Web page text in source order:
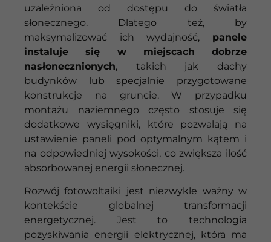
uzależniona od dostępu do światła
słonecznego. Dlatego też, by
maksymalizować ich wydajność, panele
instaluje się w miejscach dobrze
nasłonecznionych, takich jak dachy
budynków lub specjalnie przygotowane
konstrukcje na gruncie. W przypadku
montażu naziemnego często stosuje się
dodatkowe wysięgniki, które pozwalają na
ustawienie paneli pod optymalnym kątem i
na odpowiedniej wysokości, co zwiększa ilość
absorbowanej energii słonecznej.
Rozwój fotowoltaiki jest niezwykle ważny w
kontekście globalnej transformacji
energetycznej. Jest to technologia
pozyskiwania energii elektrycznej, która ma